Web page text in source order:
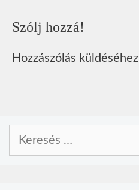
Szólj hozzá!
Hozzászólás küldéséhez